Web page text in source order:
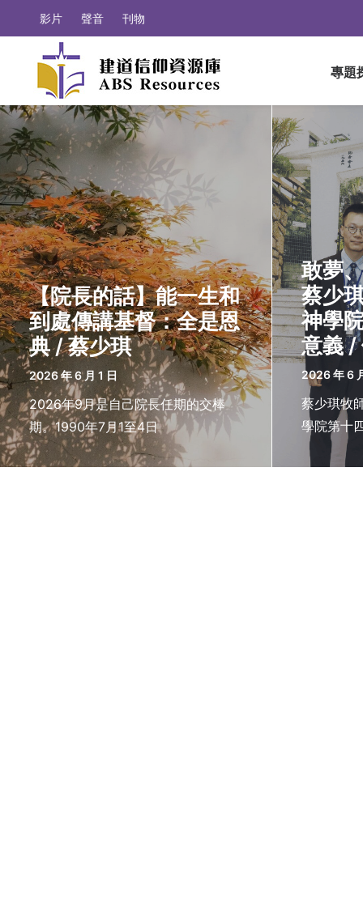
影片 聲音 刊物
專題
【院長的話】能一生和
到處傳講基督：全是恩
典 / 蔡少琪
2026 年 6 月 1 日
2026年9月是自己院長任期的交棒
期。1990年7月1至4日
敢夢
蔡少
神學
意義 /
2026 年 6
蔡少琪牧
學院第十